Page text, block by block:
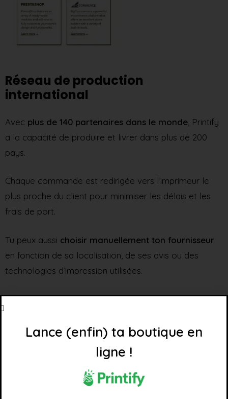
Réseau de production
international
Avec plus de 140 partenaires dans le monde , Printify
a la capacité de produire et livrer dans plus de 200
pays.
Chaque commande est redirigée vers l’imprimeur le
plus proche du client pour minimiser les délais et les
frais de port.
Tu peux aussi choisir manuellement ton fournisseur
en fonction de sa localisation, de ses avis ou des
technologies d’impression utilisées.
Un bon moyen de contrôler la qualité et la satisfaction
Suivi des commandes et
automatisation
Une fois la commande validée sur ta boutique,
Lance (enfin) ta boutique en
ligne !